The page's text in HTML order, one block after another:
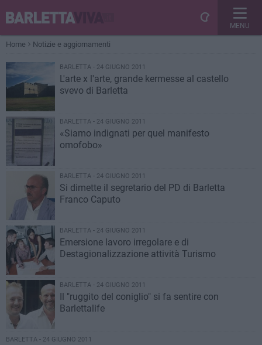
MENU
Home Notizie e aggiornamenti
BARLETTA - 24 GIUGNO 2011
L'arte x l'arte, grande kermesse al castello
svevo di Barletta
BARLETTA - 24 GIUGNO 2011
«Siamo indignati per quel manifesto
omofobo»
BARLETTA - 24 GIUGNO 2011
Si dimette il segretario del PD di Barletta
Franco Caputo
BARLETTA - 24 GIUGNO 2011
Emersione lavoro irregolare e di
Destagionalizzazione attività Turismo
BARLETTA - 24 GIUGNO 2011
Il "ruggito del coniglio" si fa sentire con
Barlettalife
BARLETTA - 24 GIUGNO 2011